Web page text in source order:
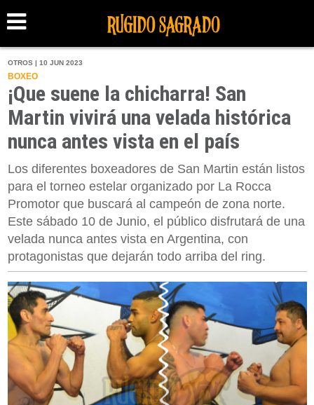
OTROS | 10 JUN 2023
BOXEO
¡Que suene la chicharra! San
Martin vivirá una velada histórica
nunca antes vista en el país
Los diferentes boxeadores de San Martin están listos
para el torneo estelar organizado por La Rocca
Promotor que buscará al campeón de zona norte.
Este sábado 10 de Junio, el público disfrutará de una
velada nunca antes vista en Argentina, con
protagonistas que dejarán todo arriba del ring.